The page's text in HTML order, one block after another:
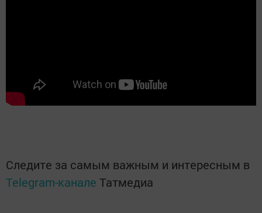
Следите за самым важным и интересным в
Telegram-канале Татмедиа